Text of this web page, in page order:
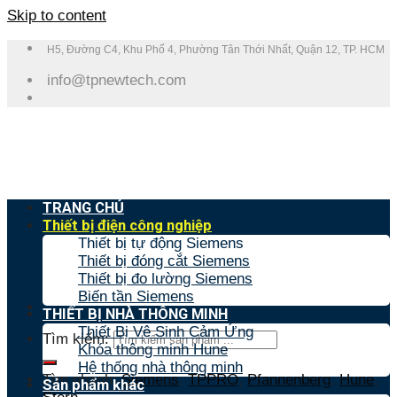
Skip to content
H5, Đường C4, Khu Phố 4, Phường Tân Thới Nhất, Quận 12, TP. HCM
info@tpnewtech.com
Tìm kiếm:
Tìm nhanh:Siemens,TPPRO,Pfannenberg,Hune,
TRANG CHỦ
Thiết bị điện công nghiệp
Thiết bị tự động Siemens
Thiết bị đóng cắt Siemens
Thiết bị đo lường Siemens
Biến tần Siemens
THIẾT BỊ NHÀ THÔNG MINH
Thiết Bị Vệ Sinh Cảm Ứng
Khóa thông minh Hune
Hệ thống nhà thông minh
Sản phẩm khác